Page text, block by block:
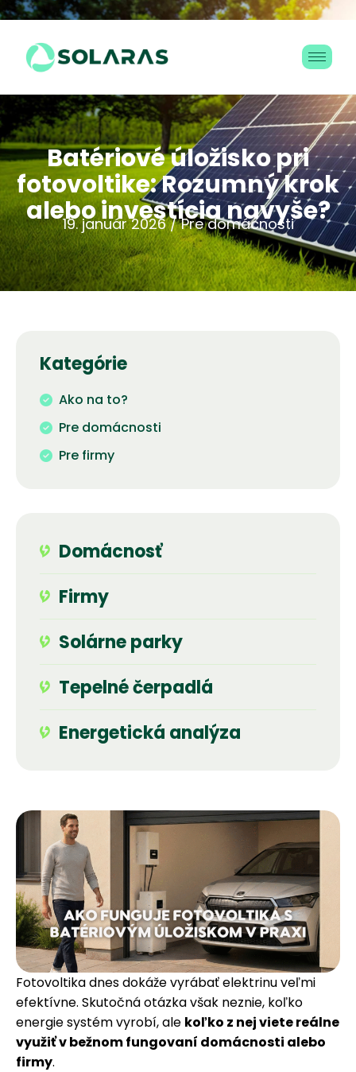
Batériovéúložiskopri
fotovoltike:Rozumnýkrok
aleboinvestícianavyše?
19. január 2026 / Pre domácnosti
Kategórie
Ako na to?
Pre domácnosti
Pre firmy
Domácnosť
Firmy
Solárne parky
Tepelné čerpadlá
Energetická analýza
Fotovoltika dnes dokáže vyrábať elektrinu veľmi
efektívne. Skutočná otázka však neznie, koľko
energie systém vyrobí, ale koľko z nej viete reálne
využiť v bežnom fungovaní domácnosti alebo
firmy.